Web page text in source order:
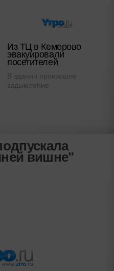
Из ТЦ в Кемерово
эвакуировали
посетителей
В здании произошло
задымление
вишне"